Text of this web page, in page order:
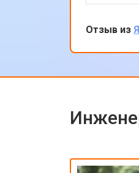
обед
ноутбук
Отзыв из